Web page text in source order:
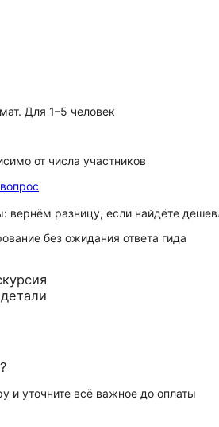
Для 1–5 человек
от числа участников
вернём разницу, если найдёте
без ожидания ответа гида
и уточните всё важное до оплаты